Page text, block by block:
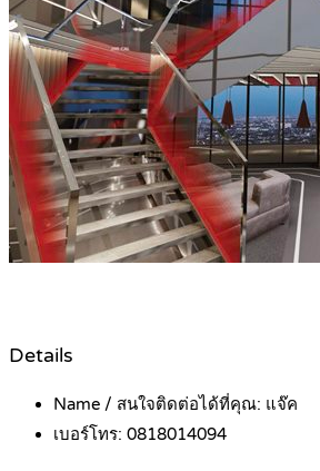
Details
Name / สนใจติดต่อได้ที่คุณ: แจ๊ค
เบอร์โทร: 0818014094